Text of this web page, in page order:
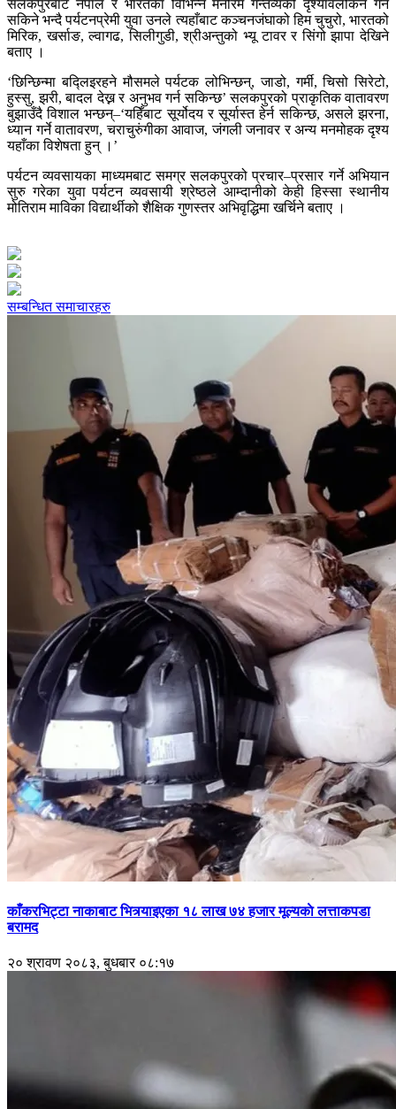
सलकपुरबाट नेपाल र भारतका विभिन्न मनोरम गन्तव्यको दृश्यावलोकन गर्न
सकिने भन्दै पर्यटनप्रेमी युवा उनले त्यहाँबाट कञ्चनजंघाको हिम चुचुरो, भारतको
मिरिक, खर्साङ, ल्वागढ, सिलीगुडी, श्रीअन्तुको भ्यू टावर र सिंगो झापा देखिने
बताए ।
‘छिन्छिन्मा बद्लिइरहने मौसमले पर्यटक लोभिन्छन्, जाडो, गर्मी, चिसो सिरेटो,
हुस्सु, झरी, बादल देख्न र अनुभव गर्न सकिन्छ’ सलकपुरको प्राकृतिक वातावरण
बुझाउँदै विशाल भन्छन्–‘यहिँबाट सूर्योदय र सूर्यास्त हेर्न सकिन्छ, असले झरना,
ध्यान गर्ने वातावरण, चराचुरुंगीका आवाज, जंगली जनावर र अन्य मनमोहक दृश्य
यहाँका विशेषता हुन् ।’
पर्यटन व्यवसायका माध्यमबाट समग्र सलकपुरको प्रचार–प्रसार गर्ने अभियान
सुरु गरेका युवा पर्यटन व्यवसायी श्रेष्ठले आम्दानीको केही हिस्सा स्थानीय
मोतिराम माविका विद्यार्थीको शैक्षिक गुणस्तर अभिवृद्धिमा खर्चिने बताए ।
सम्बन्धित समाचारहरु
काँकरभिट्टा नाकाबाट भित्र्याइएका १८ लाख ७४ हजार मूल्यकाे लत्ताकपडा
बरामद
२० श्रावण २०८३, बुधबार ०८:१७